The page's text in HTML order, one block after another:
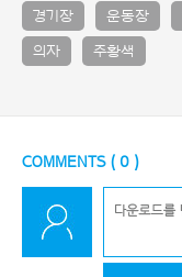
경기장 운동장
의자 주황색
COMMENTS ( 0 )